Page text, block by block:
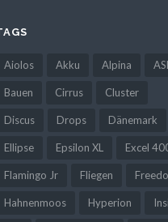
Aiolos Akku Alpina
Bauen Cirrus Cluster
Discus Drops Dänemark
Ellipse Epsilon XL Excel
Flamingo Jr Fliegen
Hahnenmoos Hyperion